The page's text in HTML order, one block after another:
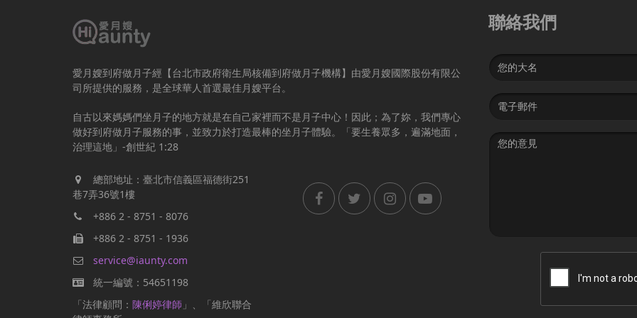
愛月嫂到府做月子經【台北市政府衛生局核備到府做月子機構】由愛月嫂國際股份有限公
司所提供的服務，是全球華人首選最佳月嫂平台。
自古以來媽媽們坐月子的地方就是在自己家裡而不是月子中心！因此；為了妳，我們專心
做好到府做月子服務的事，並致力於打造最棒的坐月子體驗。「要生養眾多，遍滿地面，
治理這地」-創世紀 1:28
總部地址：臺北市信義區福德街251
巷7弄36號1樓
+886 2 - 8751 - 8076
+886 2 - 8751 - 1936
service@iaunty.com
統一編號：54651198
「法律顧問： 陳俐婷律師 」、「維欣聯合
聯絡我們
Name
Email
address
Message